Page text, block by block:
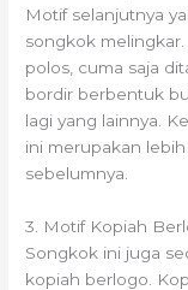
Motif selanjutnya
songkok
polos, cuma saja
bordir berbentuk
lagi yang lainnya.
ini merupakan
sebelumnya.
3. Motif Kopiah
Songkok ini juga
kopiah berlogo.